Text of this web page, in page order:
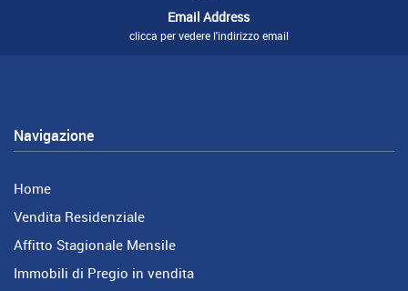
Email Address
clicca per vedere l'indirizzo email
Navigazione
Home
Vendita Residenziale
Affitto Stagionale Mensile
Immobili di Pregio in vendita